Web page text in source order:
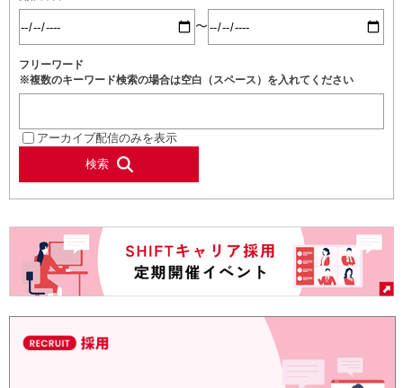
〜
フリーワード
※複数のキーワード検索の場合は空白（スペース）を入れてください
アーカイブ配信のみを表示
検索